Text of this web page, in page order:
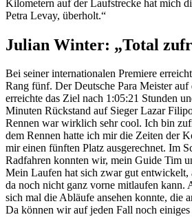
Kilometern auf der Laufstrecke hat mich
Petra Levay, überholt.“
Julian Winter: „Total
Bei seiner internationalen Premiere
Rang fünf. Der Deutsche Para Meister auf
erreichte das Ziel nach 1:05:21 Stunden
Minuten Rückstand auf Sieger Lazar
Rennen war wirklich sehr cool. Ich bin
dem Rennen hatte ich mir die Zeiten der
mir einen fünften Platz ausgerechnet. Im
Radfahren konnten wir, mein Guide Tim
Mein Laufen hat sich zwar gut entwickelt,
da noch nicht ganz vorne mitlaufen kann.
sich mal die Abläufe ansehen konnte, die
Da können wir auf jeden Fall noch einiges